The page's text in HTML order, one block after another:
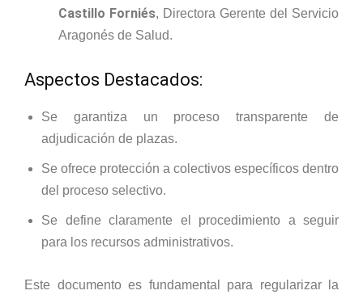
Castillo Forniés, Directora Gerente del Servicio
Aragonés de Salud.
Aspectos Destacados:
Se garantiza un proceso transparente de
adjudicación de plazas.
Se ofrece protección a colectivos específicos dentro
del proceso selectivo.
Se define claramente el procedimiento a seguir
para los recursos administrativos.
Este documento es fundamental para regularizar la